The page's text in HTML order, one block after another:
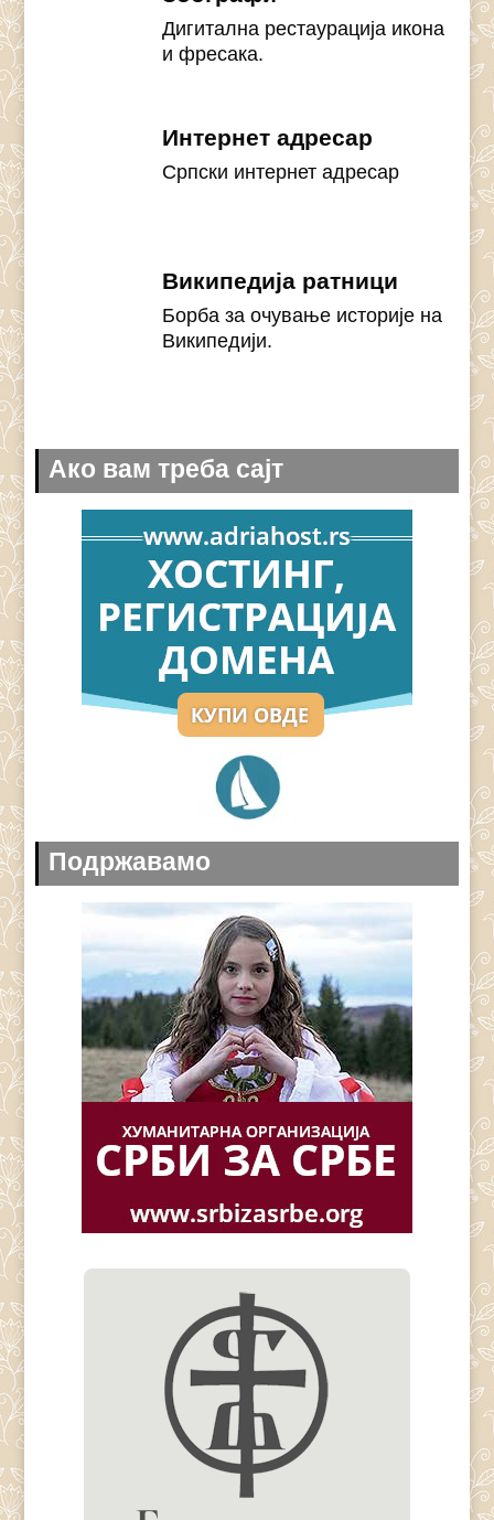
Дигитална рестаурација икона
и фресака.
Интернет адресар
Српски интернет адресар
Википедија ратници
Борба за очување историје на
Википедији.
Ако вам треба сајт
Подржавамо